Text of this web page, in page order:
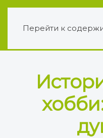
Перейти к